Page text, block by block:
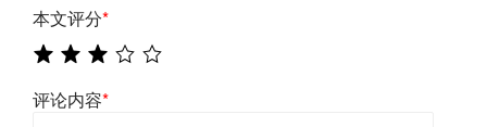
本文评分*
评论内容*